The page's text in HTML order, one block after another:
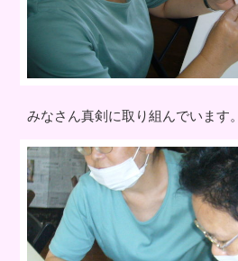
みなさん真剣に取り組んでいます。